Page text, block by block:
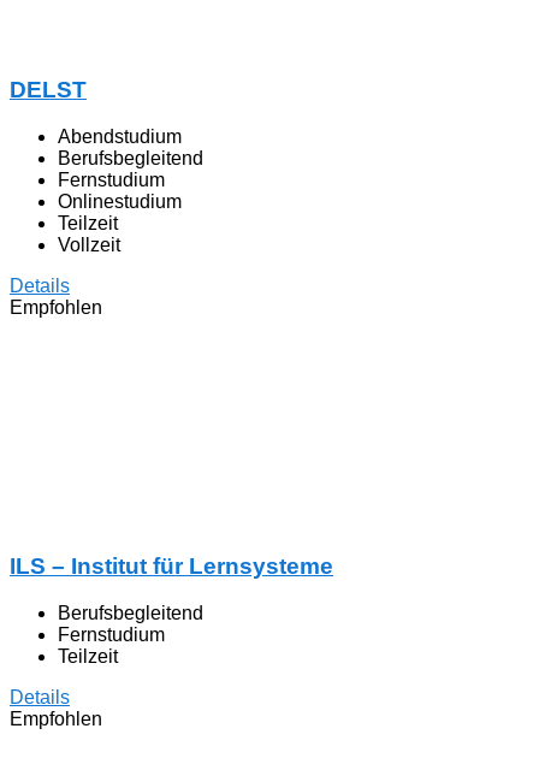
DELST
Abendstudium
Berufsbegleitend
Fernstudium
Onlinestudium
Teilzeit
Vollzeit
Details
Empfohlen
ILS – Institut für Lernsysteme
Berufsbegleitend
Fernstudium
Teilzeit
Details
Empfohlen